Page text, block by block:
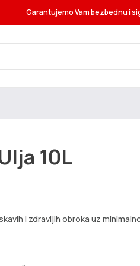
Garantujemo Vam bezbednu i
10L
i zdravijih obroka uz